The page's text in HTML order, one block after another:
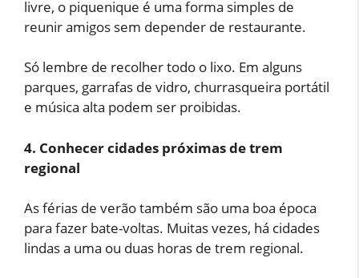
livre, o piquenique é uma forma simples de
reunir amigos sem depender de restaurante.
Só lembre de recolher todo o lixo. Em alguns
parques, garrafas de vidro, churrasqueira portátil
e música alta podem ser proibidas.
4. Conhecer cidades próximas de trem
regional
As férias de verão também são uma boa época
para fazer bate-voltas. Muitas vezes, há cidades
lindas a uma ou duas horas de trem regional.